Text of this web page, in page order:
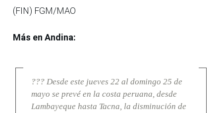
(FIN) FGM/MAO
Más en Andina:
??? Desde este jueves 22 al domingo 25 de
mayo se prevé en la costa peruana, desde
Lambayeque hasta Tacna, la disminución de